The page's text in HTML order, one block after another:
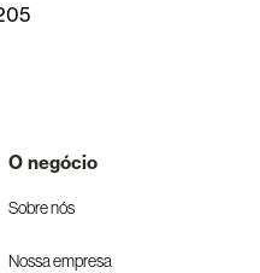
O negócio
Sobre nós
Nossa empresa